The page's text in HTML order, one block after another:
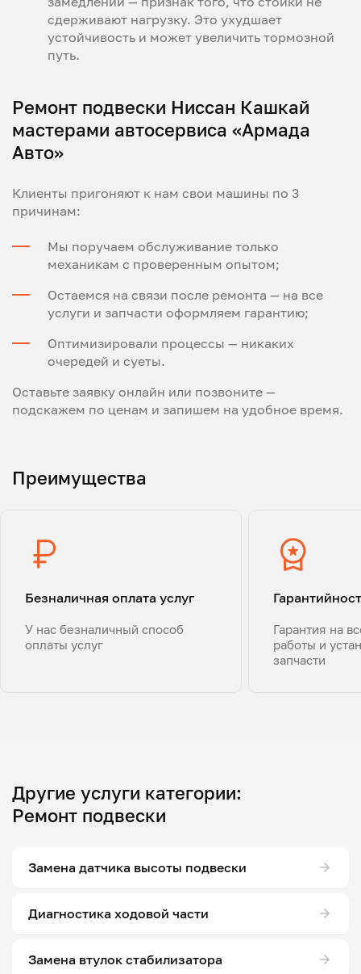
сдерживают нагрузку. Это ухудшает
устойчивость и может увеличить тормозной
путь.
Ремонт подвески Ниссан Кашкай
мастерами автосервиса «Армада
Авто»
Клиенты пригоняют к нам свои машины по 3
причинам:
Мы поручаем обслуживание только
механикам с проверенным опытом;
Остаемся на связи после ремонта — на все
услуги и запчасти оформляем гарантию;
Оптимизировали процессы — никаких
очередей и суеты.
Оставьте заявку онлайн или позвоните —
подскажем по ценам и запишем на удобное время.
Преимущества
Безналичная оплата услуг
У нас безналичный способ
оплаты услуг
Гарантия на
работы и
запчасти
Другие услуги категории:
Ремонт подвески
Замена датчика высоты подвески
Диагностика ходовой части
Замена втулок стабилизатора